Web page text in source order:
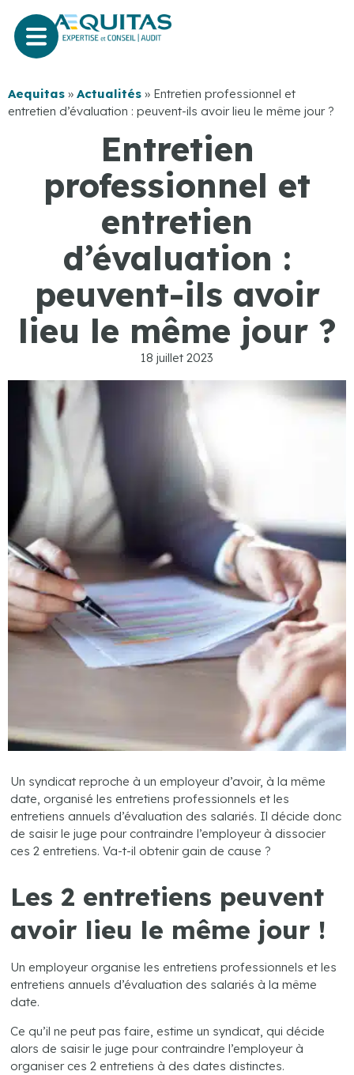
Aequitas » Actualités » Entretien professionnel et
entretien d’évaluation : peuvent-ils avoir lieu le même jour ?
Entretien
professionnel et
entretien
d’évaluation :
peuvent-ils avoir
lieu le même jour ?
18 juillet 2023
Un syndicat reproche à un employeur d’avoir, à la même
date, organisé les entretiens professionnels et les
entretiens annuels d’évaluation des salariés. Il décide donc
de saisir le juge pour contraindre l’employeur à dissocier
ces 2 entretiens. Va-t-il obtenir gain de cause ?
Les 2 entretiens peuvent
avoir lieu le même jour !
Un employeur organise les entretiens professionnels et les
entretiens annuels d’évaluation des salariés à la même
date.
Ce qu’il ne peut pas faire, estime un syndicat, qui décide
alors de saisir le juge pour contraindre l’employeur à
organiser ces 2 entretiens à des dates distinctes.